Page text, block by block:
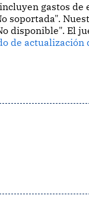
gastos de
soportada".
disponible". El
de actualización